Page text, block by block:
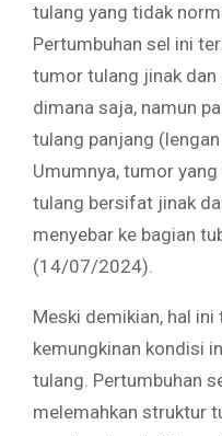
tulang yang tidak
Pertumbuhan sel ini
tumor tulang jinak dan
dimana saja, namun
tulang panjang
Umumnya, tumor
tulang bersifat jinak
menyebar ke bagian
(14/07/2024).
Meski demikian, hal
kemungkinan kondisi
tulang. Pertumbuhan
melemahkan struktur